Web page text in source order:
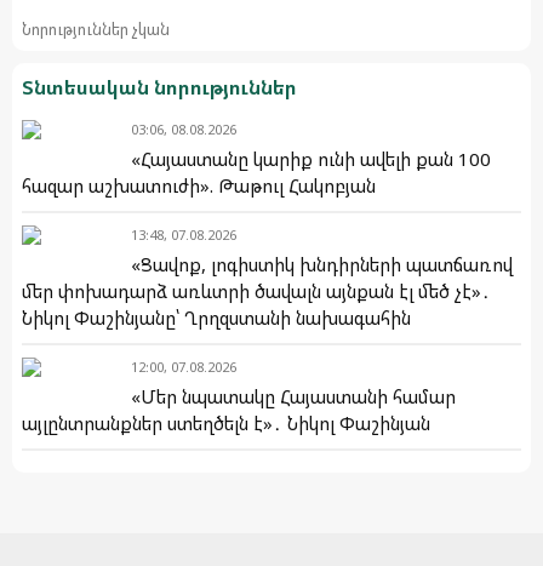
Նորություններ չկան
Տնտեսական նորություններ
03:06, 08.08.2026
«Հայաստանը կարիք ունի ավելի քան 100
հազար աշխատուժի». Թաթուլ Հակոբյան
13:48, 07.08.2026
«Ցավոք, լոգիստիկ խնդիրների պատճառով
մեր փոխադարձ առևտրի ծավալն այնքան էլ մեծ չէ»․
Նիկոլ Փաշինյանը՝ Ղրղզստանի նախագահին
12:00, 07.08.2026
«Մեր նպատակը Հայաստանի համար
այլընտրանքներ ստեղծելն է»․ Նիկոլ Փաշինյան